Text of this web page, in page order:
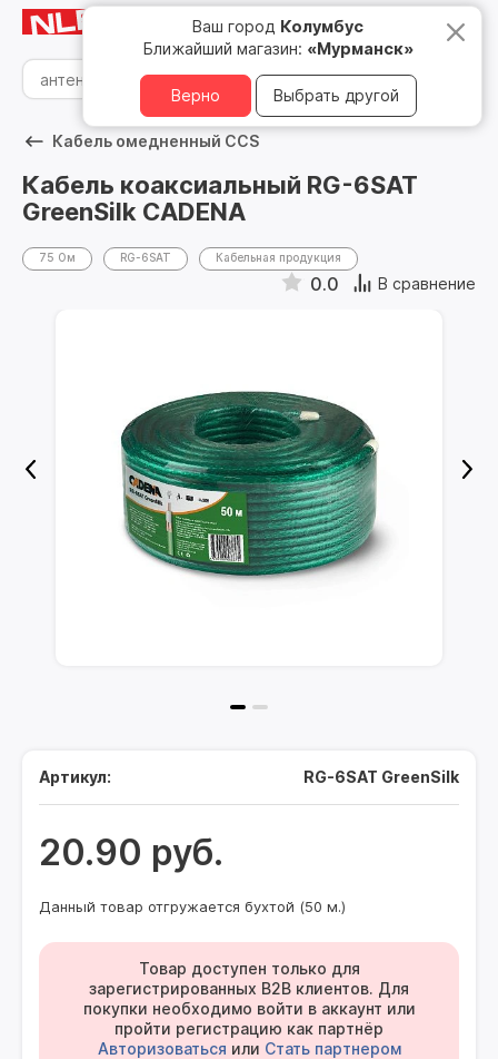
Мурманск
Ваш город Колумбус
Ближайший магазин: «Мурманск»
Верно Выбрать другой
8 800 500 05 15
Кабель омедненный CCS
Кабель коаксиальный RG-6SAT
GreenSilk CADENA
75 Ом RG-6SAT Кабельная продукция
0.0 В сравнение
Артикул: RG-6SAT GreenSilk
20.90 руб.
Данный товар отгружается бухтой (50 м.)
Товар доступен только для
зарегистрированных B2B клиентов. Для
покупки необходимо войти в аккаунт или
пройти регистрацию как партнёр
Авторизоваться или Стать партнером